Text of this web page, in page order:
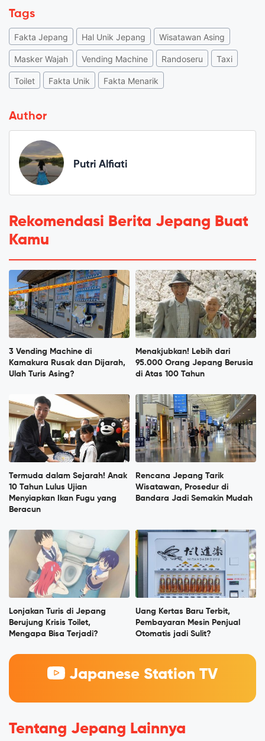
Tags
Fakta Jepang Hal Unik Jepang Wisatawan Asing
Masker Wajah Vending Machine Randoseru Taxi
Toilet Fakta Unik Fakta Menarik
Author
Putri Alfiati
Rekomendasi Berita Jepang Buat
Kamu
3 Vending Machine di
Kamakura Rusak dan Dijarah,
Ulah Turis Asing?
Menakjubkan! Lebih dari
95.000 Orang Jepang Berusia
di Atas 100 Tahun
Termuda dalam Sejarah! Anak
10 Tahun Lulus Ujian
Menyiapkan Ikan Fugu yang
Beracun
Rencana Jepang Tarik
Wisatawan, Prosedur di
Bandara Jadi Semakin Mudah
Lonjakan Turis di Jepang
Berujung Krisis Toilet,
Mengapa Bisa Terjadi?
Uang Kertas Baru Terbit,
Pembayaran Mesin Penjual
Otomatis jadi Sulit?
Japanese Station TV
Tentang Jepang Lainnya